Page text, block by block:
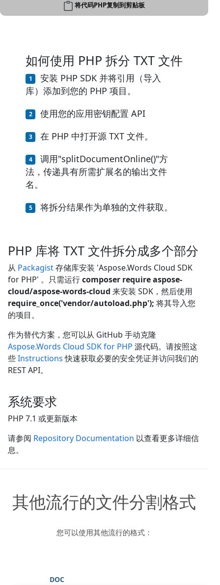
将代码PHP复制到剪贴板
如何使用 PHP 拆分 TXT 文件
安装 PHP SDK 并将引用（导入
库）添加到您的 PHP 项目。
使用您的应用密钥配置 API
在 PHP 中打开源 TXT 文件。
调用"splitDocumentOnline()"方
法，传递具有所需扩展名的输出文件
名。
将拆分结果作为单独的文件获取。
PHP 库将 TXT 文件拆分成多个部分
从 Packagist存储库安装 'Aspose.Words Cloud SDK
for PHP' 。只需运行composer require aspose-
cloud/aspose-words-cloud 来安装 SDK，然后使用
require_once('vendor/autoload.php'); 将其导入您
的项目。
作为替代方案，您可以从 GitHub 手动克隆
Aspose.Words Cloud SDK for PHP 源代码。请按照这
些Instructions快速获取必要的安全凭证并访问我们的
REST API。
系统要求
PHP 7.1 或更新版本
请参阅 Repository Documentation 以查看更多详细信
息。
其他流行的文件分割格式
您可以使用其他流行的格式：
DOC